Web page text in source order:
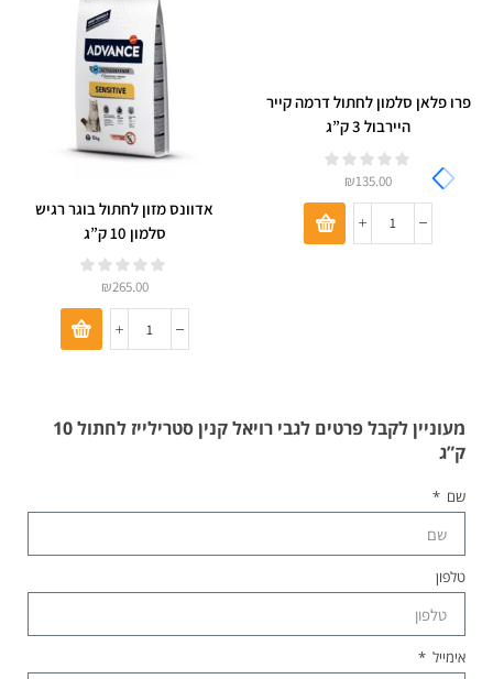
פרו פלאן סלמון לחתול דרמה קייר
היירבול 3 ק”ג
₪135.00
אדוונס מזון לחתול בוגר רגיש
סלמון 10 ק”ג
₪265.00
מעוניין לקבל פרטים לגבי רויאל קנין סטרילייז לחתול 10
ק”ג
שם
טלפון
אימייל